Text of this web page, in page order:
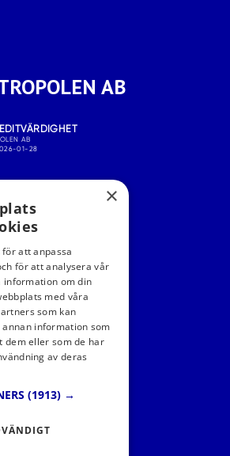
AB
MEDIER
×
att anpassa
för att analysera vår
information om din
med våra
som kan
information som
dem eller som de har
av deras
(1913) →